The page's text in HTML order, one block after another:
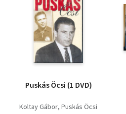
Puskás Öcsi (1 DVD)
Koltay Gábor Puskás Öcsi